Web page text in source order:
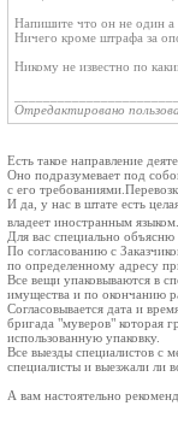
Напишите что он не один а
Ничего кроме штрафа за
Никому не известно по
Отредактировано
Есть такое направление
Оно подразумевает под
с его
И да, у нас в штате есть
владеет иностранным языком.
Для вас специально
По согласованию с
по определенному адресу
Все вещи упаковываются в
имущества и по окончанию
Согласовывается дата и
бригада "муверов" которая
использованную упаковку.
Все выезды специалистов с
специалисты и выезжали ли
А вам настоятельно